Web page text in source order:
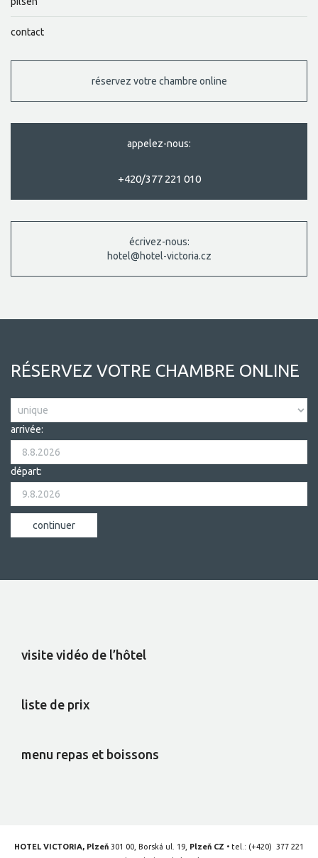
contact
réservez votre chambre online
appelez-nous:
+420/377 221 010
écrivez-nous:
hotel@hotel-victoria.cz
RÉSERVEZ VOTRE CHAMBRE ONLINE
arrivée:
départ:
visite vidéo de l’hôtel
liste de prix
menu repas et boissons
HOTEL VICTORIA, Plzeň 301 00, Borská ul. 19, Plzeň CZ • tel.: (+420) 377 221